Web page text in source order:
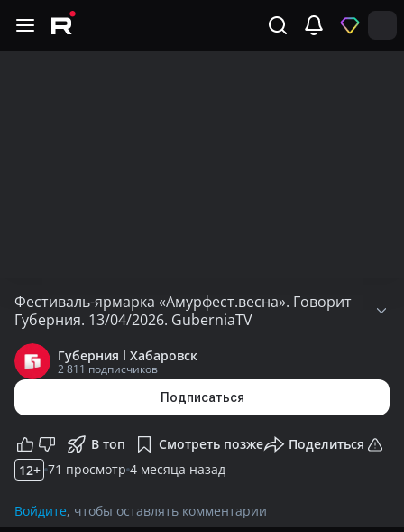
Фестиваль-ярмарка «Амурфест.весна». Говорит
Губерния. 13/04/2026. GuberniaTV
Показать
целиком
Губерния l Хабаровск
2 811 подписчиков
Подписаться
В топ Смотреть позже Поделиться
12+ 71 просмотр 4 месяца назад
Войдите, чтобы оставлять комментарии